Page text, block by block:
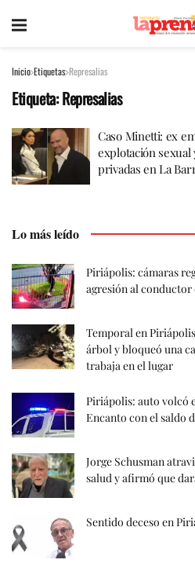
Inicio Etiquetas Represalias
Etiqueta:Represalias
Caso Minetti: ex
explotación sexual
privadas en La
Lo más leído
Piriápolis: cámaras
agresión al
Temporal en
árbol y bloqueó una
trabaja en el lugar
Piriápolis: auto volcó
Encanto con el saldo
Jorge Schusman
salud y afirmó que
Sentido deceso en